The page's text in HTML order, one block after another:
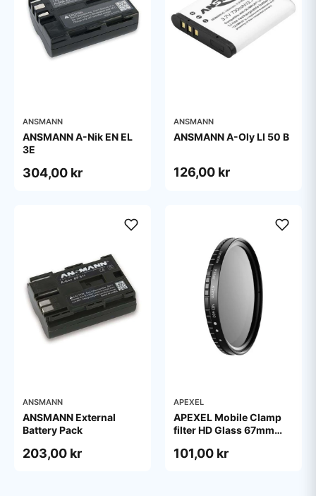
ANSMANN
ANSMANN A-Nik EN EL
3E
304,00 kr
ANSMANN
ANSMANN A-Oly LI 50 B
126,00 kr
ANSMANN
ANSMANN External
Battery Pack
203,00 kr
APEXEL
APEXEL Mobile Clamp
filter HD Glass 67mm
101,00 kr